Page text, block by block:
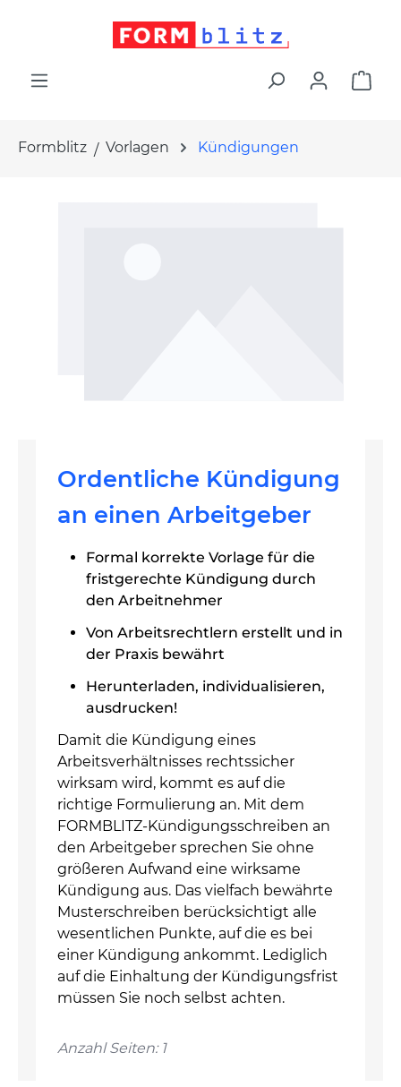
Formblitz Vorlagen Kündigungen
Ordentliche Kündigung
an einen Arbeitgeber
Formal korrekte Vorlage für die
fristgerechte Kündigung durch
den Arbeitnehmer
Von Arbeitsrechtlern erstellt und in
der Praxis bewährt
Herunterladen, individualisieren,
ausdrucken!
Damit die Kündigung eines
Arbeitsverhältnisses rechtssicher
wirksam wird, kommt es auf die
richtige Formulierung an. Mit dem
FORMBLITZ-Kündigungsschreiben an
den Arbeitgeber sprechen Sie ohne
größeren Aufwand eine wirksame
Kündigung aus. Das vielfach bewährte
Musterschreiben berücksichtigt alle
wesentlichen Punkte, auf die es bei
einer Kündigung ankommt. Lediglich
auf die Einhaltung der Kündigungsfrist
müssen Sie noch selbst achten.
Anzahl Seiten: 1